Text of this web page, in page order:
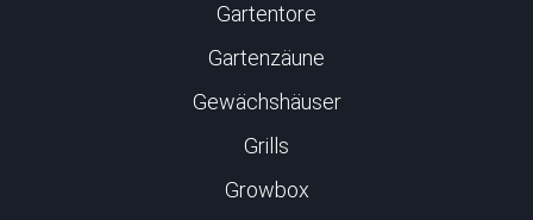
Gartentore
Gartenzäune
Gewächshäuser
Grills
Growbox